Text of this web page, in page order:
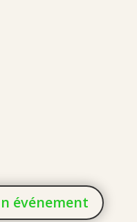
événement